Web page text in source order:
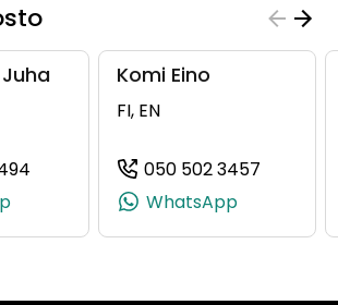
(+358504318494, 0504318494,
Komi Eino
FI, EN
050 502 3457
WhatsApp